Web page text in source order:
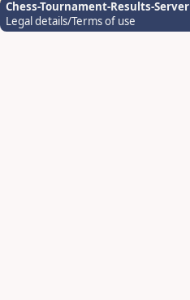
Chess-Tournament-Results-Server
Legal details/Terms of use